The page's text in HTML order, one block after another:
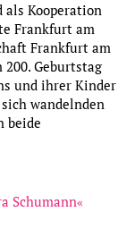
Kooperation
Frankfurt am
Frankfurt am
Geburtstag
und ihrer Kinder
wandelnden
beide
Schumann«